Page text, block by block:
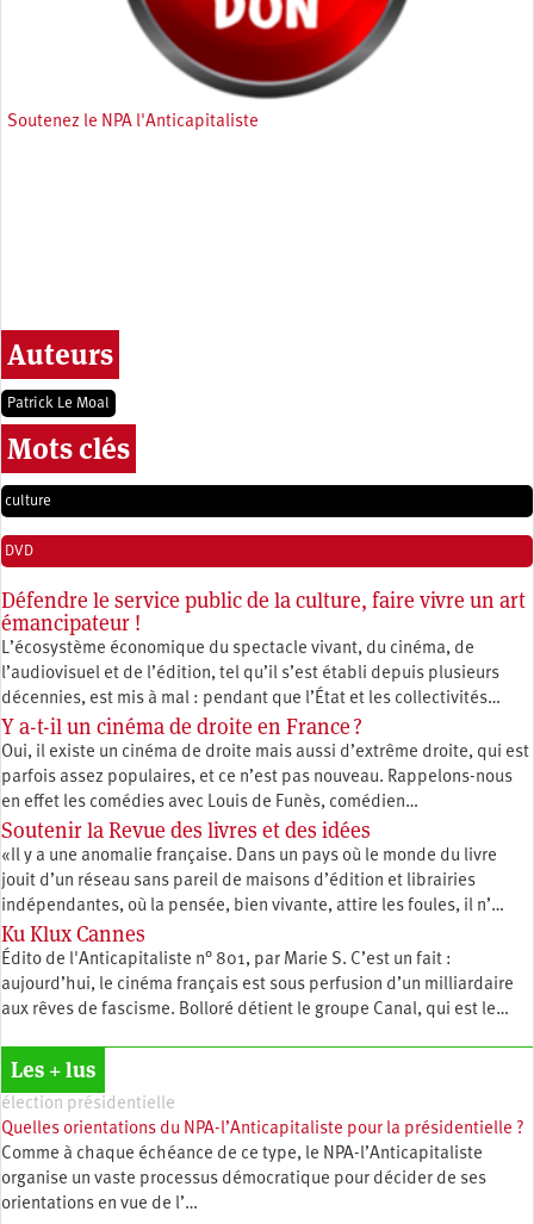
Soutenez le NPA l'Anticapitaliste
Auteurs
Patrick Le Moal
Mots clés
culture
DVD
Défendre le service public de la culture, faire vivre un art
émancipateur !
L’écosystème économique du spectacle vivant, du cinéma, de
l’audiovisuel et de l’édition, tel qu’il s’est établi depuis plusieurs
décennies, est mis à mal : pendant que l’État et les collectivités…
Y a-t-il un cinéma de droite en France ?
Oui, il existe un cinéma de droite mais aussi d’extrême droite, qui est
parfois assez populaires, et ce n’est pas nouveau. Rappelons-nous
en effet les comédies avec Louis de Funès, comédien…
Soutenir la Revue des livres et des idées
«Il y a une anomalie française. Dans un pays où le monde du livre
jouit d’un réseau sans pareil de maisons d’édition et librairies
indépendantes, où la pensée, bien vivante, attire les foules, il n’…
Ku Klux Cannes
Édito de l'Anticapitaliste n° 801, par Marie S. C’est un fait :
aujourd’hui, le cinéma français est sous perfusion d’un milliardaire
aux rêves de fascisme. Bolloré détient le groupe Canal, qui est le…
Les + lus
élection présidentielle
Quelles orientations du NPA-l’Anticapitaliste pour la présidentielle ?
Comme à chaque échéance de ce type, le NPA-l’Anticapitaliste
organise un vaste processus démocratique pour décider de ses
orientations en vue de l’…